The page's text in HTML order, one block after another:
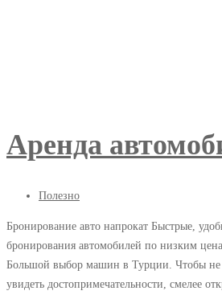
2018-
04-
06T03:03:33+03:00
Полезно
Аренда
05.04.2018
Полезно
Аренда
автомобиля
Бронирование авто напрокат Быстрые,
бронирования автомобилей по низким
Большой выбор машин в Турции. Чтобы не
увидеть достопримечательности, смелее